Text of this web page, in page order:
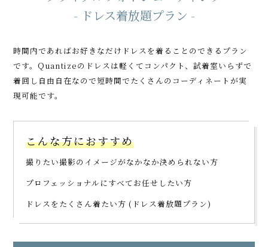
- ドレス着放題プラン -
時間内であればお好きなだけドレスを着ることのできるプラン
です。Quantizeのドレスは軽くてコンパクト、試着室いらずで
着回し自由自在なので短時間でたくさんのコーディネートが実
現可能です。
こんな方におすすめ
撮りたい撮影のイメージがなかなか決められない方
プロフェッショナルにすべてお任せしたい方
ドレスをたくさん着たい方 (ドレス着放題プラン)